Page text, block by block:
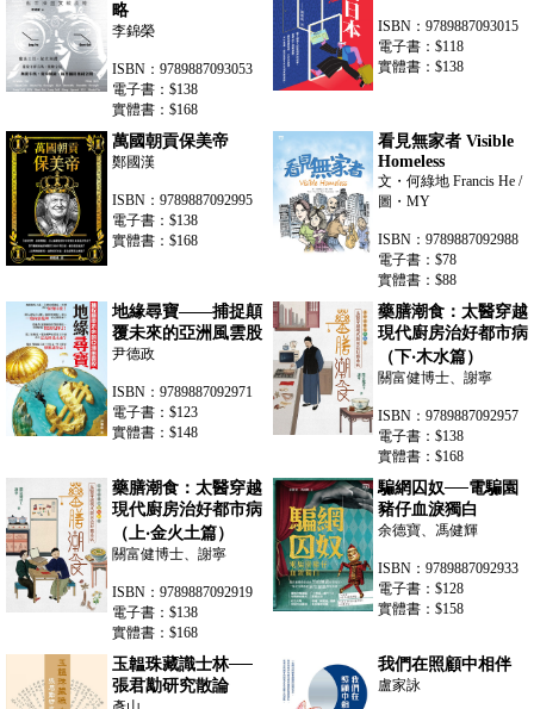
略
李錦榮
ISBN：9789887093053
電子書：$138
實體書：$168
ISBN：9789887093015
電子書：$118
實體書：$138
萬國朝貢保美帝
鄭國漢
ISBN：9789887092995
電子書：$138
實體書：$168
看見無家者 Visible
Homeless
文・何綠地 Francis He /
圖・MY
ISBN：9789887092988
電子書：$78
實體書：$88
地緣尋寶——捕捉顛
覆未來的亞洲風雲股
尹德政
ISBN：9789887092971
電子書：$123
實體書：$148
藥膳潮食：太醫穿越
現代廚房治好都市病
（下‧木水篇）
關富健博士、謝寧
ISBN：9789887092957
電子書：$138
實體書：$168
藥膳潮食：太醫穿越
現代廚房治好都市病
（上‧金火土篇）
關富健博士、謝寧
ISBN：9789887092919
電子書：$138
實體書：$168
騙網囚奴──電騙園
豬仔血淚獨白
余德寶、馮健輝
ISBN：9789887092933
電子書：$128
實體書：$158
玉韞珠藏識士林──
張君勱研究散論
我們在照顧中相伴
盧家詠